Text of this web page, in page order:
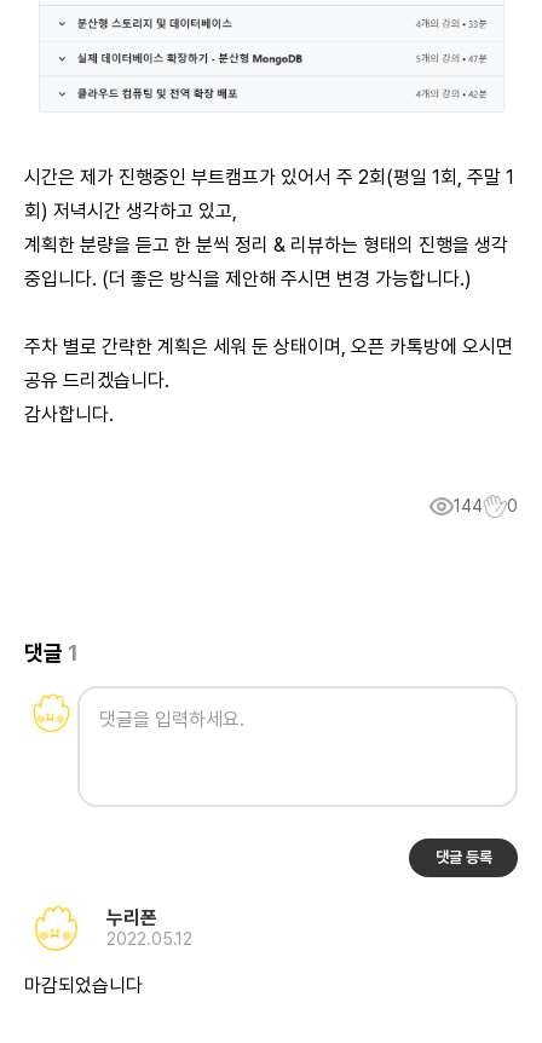
시간은 제가 진행중인 부트캠프가 있어서 주 2회(평일 1회, 주말 1
회) 저녁시간 생각하고 있고,
계획한 분량을 듣고 한 분씩 정리 & 리뷰하는 형태의 진행을 생각
중입니다. (더 좋은 방식을 제안해 주시면 변경 가능합니다.)
주차 별로 간략한 계획은 세워 둔 상태이며, 오픈 카톡방에 오시면
공유 드리겠습니다.
감사합니다.
144 0
댓글 1
댓글 등록
누리폰
2022.05.12
마감되었습니다